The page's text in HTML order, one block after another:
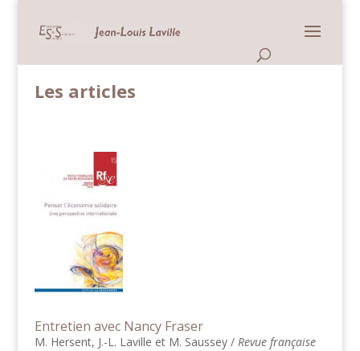
Les articles
Les articles
Entretien avec Nancy Fraser
M. Hersent, J.-L. Laville et M. Saussey / Revue française